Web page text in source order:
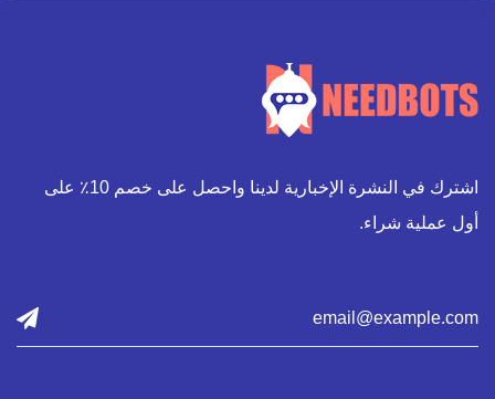
اشترك في النشرة الإخبارية لدينا واحصل على خصم 10٪ على
أول عملية شراء.